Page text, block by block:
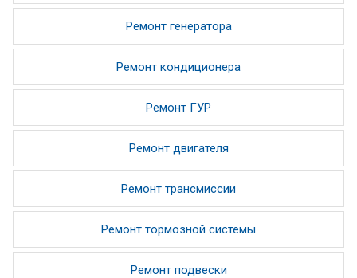
Ремонт генератора
Ремонт кондиционера
Ремонт ГУР
Ремонт двигателя
Ремонт трансмиссии
Ремонт тормозной системы
Ремонт подвески